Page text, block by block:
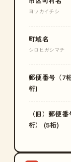
ヨッカイチシ
町域名
シロヒガシマチ
郵便番号（7
桁)
（旧）郵便
桁） (5桁)